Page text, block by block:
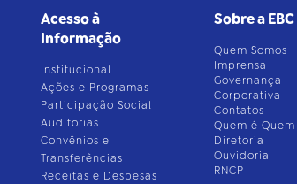
Acesso à
Informação
Institucional
Ações e Programas
Participação Social
Auditorias
Convênios e
Transferências
Receitas e Despesas
Sobre a EBC
Quem Somos
Imprensa
Governança
Corporativa
Contatos
Quem é Quem
Diretoria
Ouvidoria
RNCP